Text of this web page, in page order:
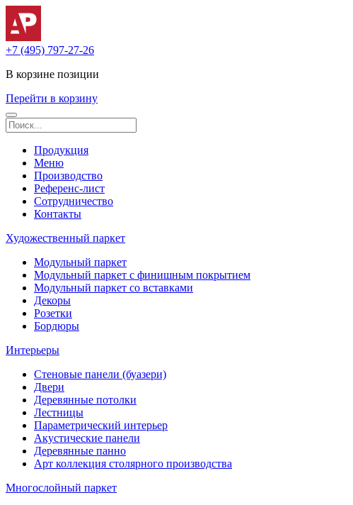
+7 (495) 797-27-26
В корзине позиции
Перейти в корзину
Продукция
Меню
Производство
Референс-лист
Сотрудничество
Контакты
Художественный паркет
Модульный паркет
Модульный паркет с финишным покрытием
Модульный паркет со вставками
Декоры
Розетки
Бордюры
Интерьеры
Стеновые панели (буазери)
Двери
Деревянные потолки
Лестницы
Параметрический интерьер
Акустические панели
Деревянные панно
Арт коллекция столярного производства
Многослойный паркет